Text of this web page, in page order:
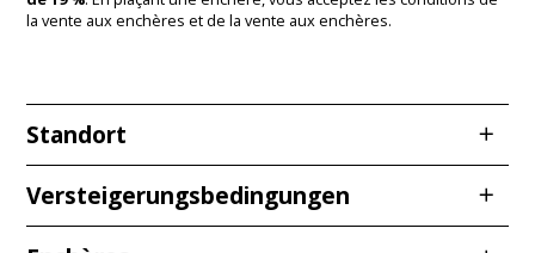
la vente aux enchères et de la vente aux enchères.
Standort
Redcarstraße 3
53842 Troisdorf
Versteigerungsbedingungen